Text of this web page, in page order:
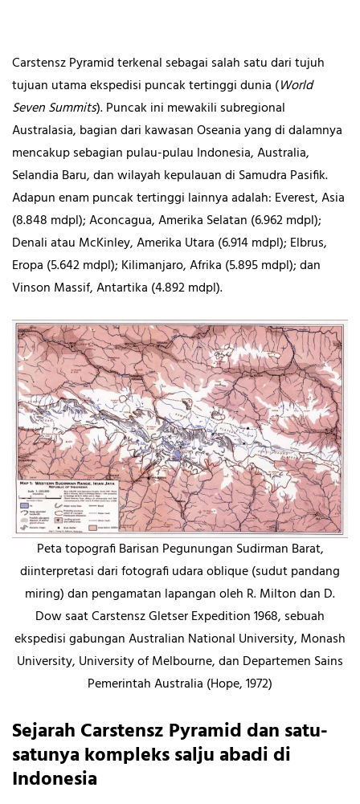
Carstensz Pyramid terkenal sebagai salah satu dari tujuh
tujuan utama ekspedisi puncak tertinggi dunia (World
Seven Summits). Puncak ini mewakili subregional
Australasia, bagian dari kawasan Oseania yang di dalamnya
mencakup sebagian pulau-pulau Indonesia, Australia,
Selandia Baru, dan wilayah kepulauan di Samudra Pasifik.
Adapun enam puncak tertinggi lainnya adalah: Everest, Asia
(8.848 mdpl); Aconcagua, Amerika Selatan (6.962 mdpl);
Denali atau McKinley, Amerika Utara (6.914 mdpl); Elbrus,
Eropa (5.642 mdpl); Kilimanjaro, Afrika (5.895 mdpl); dan
Vinson Massif, Antartika (4.892 mdpl).
Peta topografi Barisan Pegunungan Sudirman Barat,
diinterpretasi dari fotografi udara oblique (sudut pandang
miring) dan pengamatan lapangan oleh R. Milton dan D.
Dow saat Carstensz Gletser Expedition 1968, sebuah
ekspedisi gabungan Australian National University, Monash
University, University of Melbourne, dan Departemen Sains
Pemerintah Australia (Hope, 1972)
Sejarah Carstensz Pyramid dan satu-
satunya kompleks salju abadi di
Indonesia